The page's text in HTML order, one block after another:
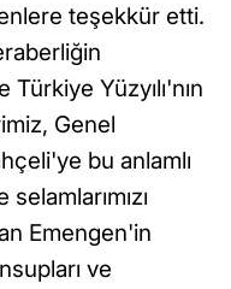
teşekkür etti.
Yüzyılı'nın
Genel
bu anlamlı
Emengen'in
ve